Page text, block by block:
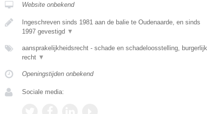
Website onbekend
Ingeschreven sinds 1981 aan de balie te Oudenaarde, en sinds
1997 gevestigd ▼
aansprakelijkheidsrecht - schade en schadeloosstelling, burgerlijk
recht ▼
Openingstijden onbekend
Sociale media: